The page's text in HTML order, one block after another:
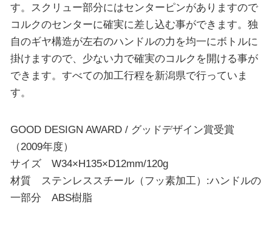
す。スクリュー部分にはセンターピンがありますので
コルクのセンターに確実に差し込む事ができます。独
自のギヤ構造が左右のハンドルの力を均一にボトルに
掛けますので、少ない力で確実のコルクを開ける事が
できます。すべての加工行程を新潟県で行っていま
す。
GOOD DESIGN AWARD / グッドデザイン賞受賞
（2009年度）
サイズ W34×H135×D12mm/120g
材質 ステンレススチール（フッ素加工）:ハンドルの
一部分 ABS樹脂